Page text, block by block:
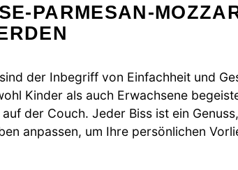
PARMESAN-
der Inbegriff von Einfachheit und
Kinder als auch Erwachsene
der Couch. Jeder Biss ist ein
anpassen, um Ihre persönlichen